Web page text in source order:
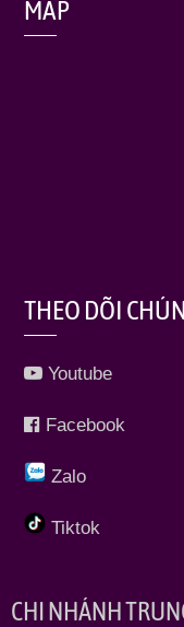
MAP
THEO DÕI
Youtube
Facebook
Zalo
Tiktok
CHI NHÁNH